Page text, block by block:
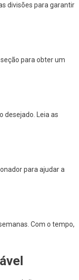
divisões para garantir
para obter um
desejado. Leia as
para ajudar a
Com o tempo,